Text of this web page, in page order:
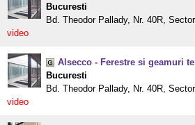
Bucuresti
Bd. Theodor Pallady, Nr. 40R,
video
Alsecco - Ferestre si geamuri
Bucuresti
Bd. Theodor Pallady, Nr. 40R,
video